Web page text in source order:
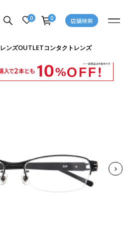
0 0 店舗検索
レンズOUTLETコンタクトレンズ
商品詳細ページへ